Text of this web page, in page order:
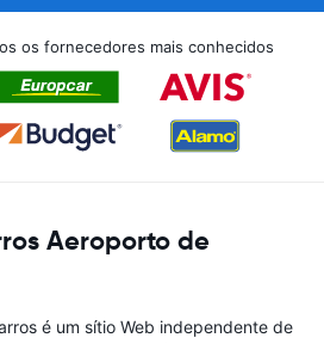
os fornecedores mais conhecidos
Aeroporto de
é um sítio Web independente de